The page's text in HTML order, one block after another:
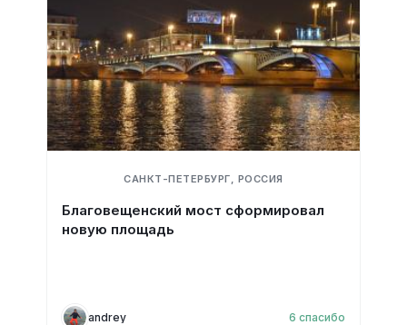
САНКТ-ПЕТЕРБУРГ, РОССИЯ
Благовещенский мост сформировал
новую площадь
andrey 6 спасибо